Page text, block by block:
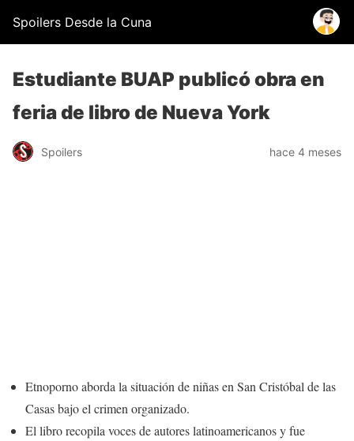
Spoilers Desde la Cuna
Estudiante BUAP publicó obra en
feria de libro de Nueva York
Spoilers hace 4 meses
Etnoporno aborda la situación de niñas en San Cristóbal de las
Casas bajo el crimen organizado.
El libro recopila voces de autores latinoamericanos y fue